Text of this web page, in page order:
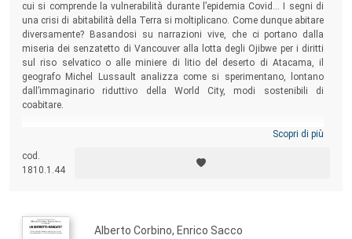
cui si comprende la vulnerabilità durante l’epidemia Covid... I segni di
una crisi di abitabilità della Terra si moltiplicano. Come dunque abitare
diversamente? Basandosi su narrazioni vive, che ci portano dalla
miseria dei senzatetto di Vancouver alla lotta degli Ojibwe per i diritti
sul riso selvatico o alle miniere di litio del deserto di Atacama, il
geografo Michel Lussault analizza come si sperimentano, lontano
dall’immaginario riduttivo della World City, modi sostenibili di
coabitare.
Scopri di più
cod.
1810.1.44
Alberto Corbino, Enrico Sacco